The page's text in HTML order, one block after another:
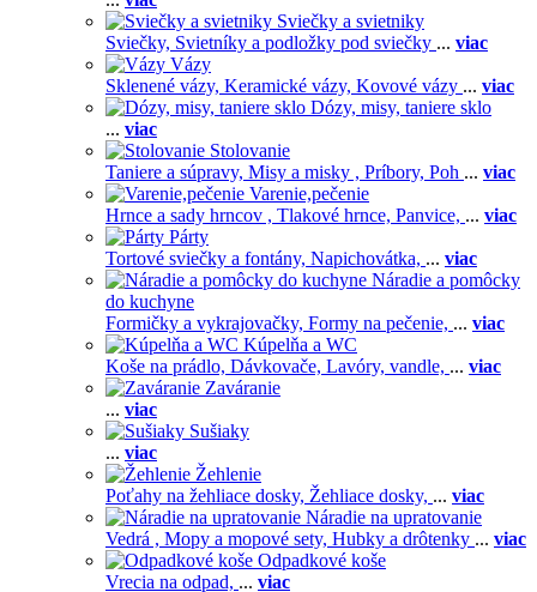
Sviečky a svietniky
Sviečky, Svietníky a podložky pod sviečky ... viac
Vázy
Sklenené vázy, Keramické vázy, Kovové vázy ... viac
Dózy, misy, taniere sklo
... viac
Stolovanie
Taniere a súpravy, Misy a misky , Príbory, Poh ... viac
Varenie,pečenie
Hrnce a sady hrncov , Tlakové hrnce, Panvice, ... viac
Párty
Tortové sviečky a fontány, Napichovátka, ... viac
Náradie a pomôcky
do kuchyne
Formičky a vykrajovačky, Formy na pečenie, ... viac
Kúpelňa a WC
Koše na prádlo, Dávkovače, Lavóry, vandle, ... viac
Zaváranie
... viac
Sušiaky
... viac
Žehlenie
Poťahy na žehliace dosky, Žehliace dosky, ... viac
Náradie na upratovanie
Vedrá , Mopy a mopové sety, Hubky a drôtenky ... viac
Odpadkové koše
Vrecia na odpad, ... viac